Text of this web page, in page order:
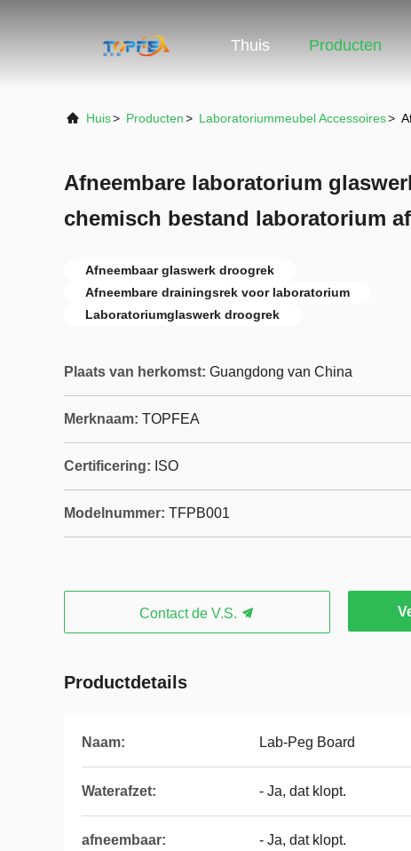
Thuis Producten
Huis> Producten> Laboratoriummeubel Accessoires>
Afneembare laboratorium
chemisch bestand laboratorium
Afneembaar glaswerk droogrek
Afneembare drainingsrek voor laboratorium
Laboratoriumglaswerk droogrek
Plaats van herkomst: Guangdong van China
Merknaam: TOPFEA
Certificering: ISO
Modelnummer: TFPB001
Contact de V.S.
Productdetails
Naam: Lab-Peg Board
Waterafzet: - Ja, dat klopt.
afneembaar: - Ja, dat klopt.